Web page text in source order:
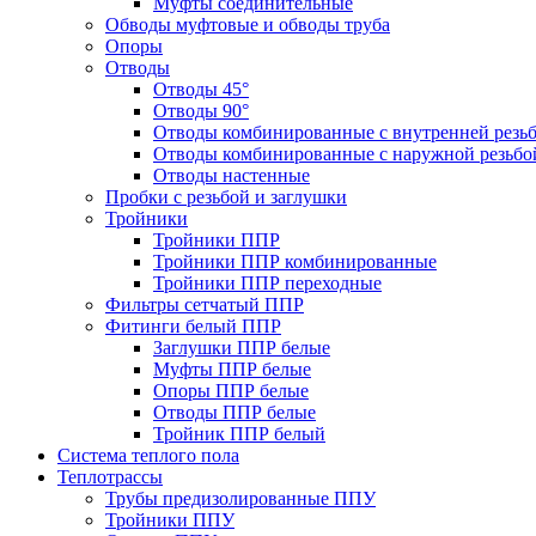
Обводы муфтовые и обводы труба
Опоры
Отводы
Отводы 45°
Отводы 90°
Отводы комбинированные с внутренней
Отводы комбинированные с наружной
Отводы настенные
Пробки с резьбой и заглушки
Тройники
Тройники ППР
Тройники ППР комбинированные
Тройники ППР переходные
Фильтры сетчатый ППР
Фитинги белый ППР
Заглушки ППР белые
Муфты ППР белые
Опоры ППР белые
Отводы ППР белые
Тройник ППР белый
Система теплого пола
Теплотрассы
Трубы предизолированные ППУ
Тройники ППУ